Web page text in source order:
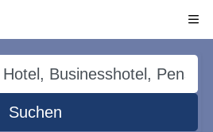
Suchen